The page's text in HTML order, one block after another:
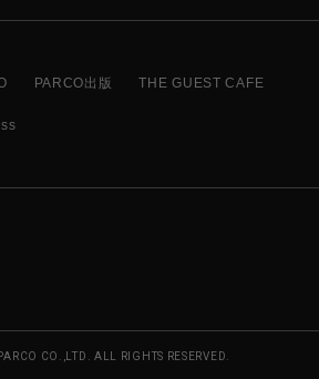
PARCO出版 THE GUEST CAFE
CO.,LTD. ALL RIGHTS RESERVED.